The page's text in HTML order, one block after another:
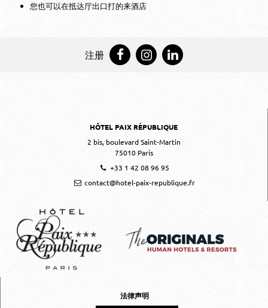
您也可以在抵达厅出口打的来酒店
注册
HÔTEL PAIX RÉPUBLIQUE
2 bis, boulevard Saint-Martin
75010 Paris
+33 1 42 08 96 95
contact@hotel-paix-republique.fr
法律声明